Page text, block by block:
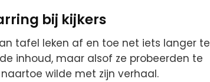
bij kijkers
tafel leken af en toe net iets langer te
inhoud, maar alsof ze probeerden te
wilde met zijn verhaal.